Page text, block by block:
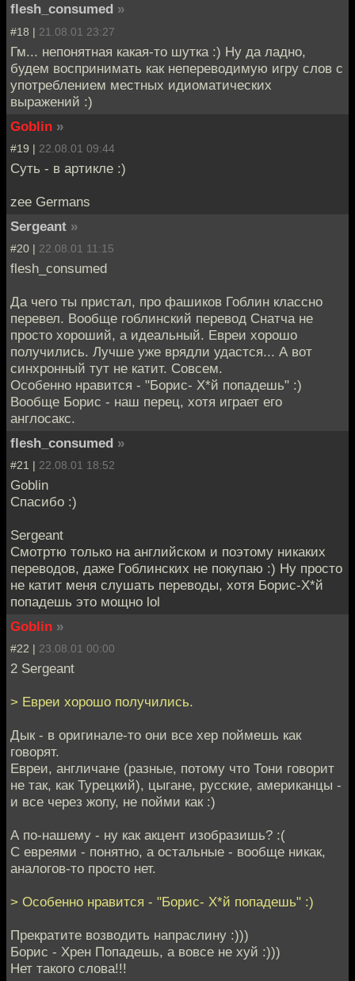
flesh_consumed »
#18 | 21.08.01 23:27
Гм... непонятная какая-то шутка :) Ну да ладно,
будем воспринимать как непереводимую игру слов с
употреблением местных идиоматических
выражений :)
Goblin »
#19 | 22.08.01 09:44
Суть - в артикле :)
zee Germans
Sergeant »
#20 | 22.08.01 11:15
flesh_consumed
Да чего ты пристал, про фашиков Гоблин классно
перевел. Вообще гоблинский перевод Снатча не
просто хороший, а идеальный. Евреи хорошо
получились. Лучше уже врядли удастся... А вот
синхронный тут не катит. Совсем.
Особенно нравится - "Борис- Х*й попадешь" :)
Вообще Борис - наш перец, хотя играет его
англосакс.
flesh_consumed »
#21 | 22.08.01 18:52
Goblin
Спасибо :)
Sergeant
Смотртю только на английском и поэтому никаких
переводов, даже Гоблинских не покупаю :) Ну просто
не катит меня слушать переводы, хотя Борис-Х*й
попадешь это мощно lol
Goblin »
#22 | 23.08.01 00:00
2 Sergeant
> Евреи хорошо получились.
Дык - в оригинале-то они все хер поймешь как
говорят.
Евреи, англичане (разные, потому что Тони говорит
не так, как Турецкий), цыгане, русские, американцы -
и все через жопу, не пойми как :)
А по-нашему - ну как акцент изобразишь? :(
С евреями - понятно, а остальные - вообще никак,
аналогов-то просто нет.
> Особенно нравится - "Борис- Х*й попадешь" :)
Прекратите возводить напраслину :)))
Борис - Хрен Попадешь, а вовсе не хуй :)))
Нет такого слова!!!